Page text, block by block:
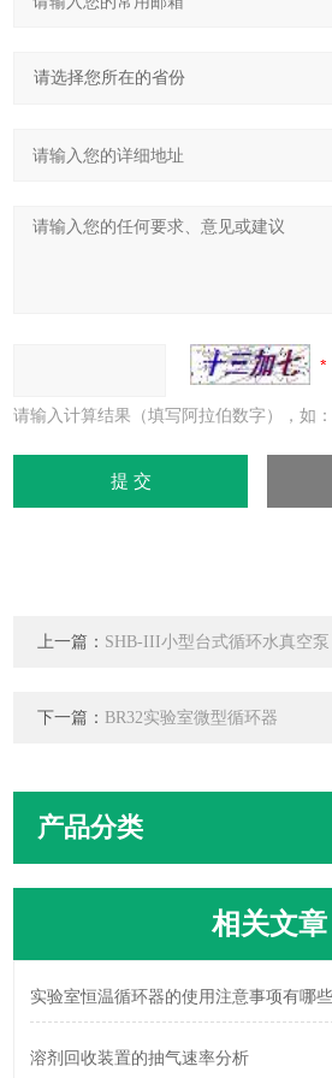
请输入计算结果（填写阿拉伯数字），如
上一篇： SHB-III小型台式循环水真空泵
下一篇： BR32实验室微型循环器
产品分类
相关文章
实验室恒温循环器的使用注意事项有哪
溶剂回收装置的抽气速率分析